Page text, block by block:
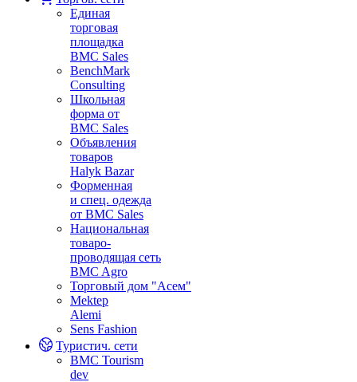
Единая
торговая
площадка
BMC Sales
BenchMark
Consulting
Школьная
форма от
BMC Sales
Объявления
товаров
Halyk Bazar
Форменная
и спец. одежда
от BMC Sales
Национальная
товаро-
проводящая сеть
BMC Agro
Торговый дом "Асем"
Mektep
Alemi
Sens Fashion
Туристич. сети
BMC Tourism
dev